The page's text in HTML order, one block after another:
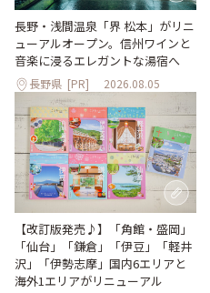
長野・浅間温泉「界 松本」がリニ
ューアルオープン。信州ワインと
音楽に浸るエレガントな湯宿へ
長野県 [PR] 2026.08.05
【改訂版発売♪】「角館・盛岡」
「仙台」「鎌倉」「伊豆」「軽井
沢」「伊勢志摩」国内6エリアと
海外1エリアがリニューアル